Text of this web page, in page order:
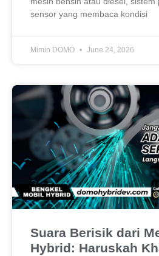
sensor yang membaca kondisi
Mimin DOMO June 24, 2026
Suara Berisik dari
Hybrid: Haruskah